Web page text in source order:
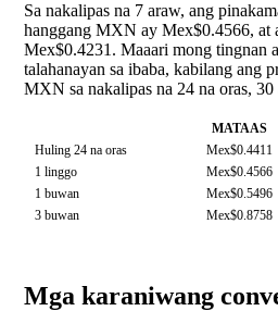
Sa nakalipas na 7 araw, ang
hanggang MXN ay Mex$0.4566, at
Mex$0.4231. Maaari mong tingnan
talahanayan sa ibaba, kabilang ang
MXN sa nakalipas na 24 na oras, 30
MATAAS
Huling 24 na oras
Mex$0.4411
1 linggo
Mex$0.4566
1 buwan
Mex$0.5496
3 buwan
Mex$0.8758
Mga karaniwang